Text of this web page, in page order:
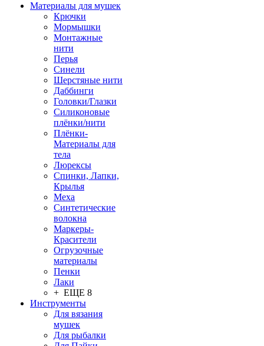
Материалы для мушек
Крючки
Мормышки
Монтажные
нити
Перья
Синели
Шерстяные нити
Даббинги
Головки/Глазки
Силиконовые
плёнки/нити
Плёнки-
Материалы для
тела
Люрексы
Спинки, Лапки,
Крылья
Меха
Синтетические
волокна
Маркеры-
Красители
Огрузочные
материалы
Пенки
Лаки
+ ЕЩЕ 8
Инструменты
Для вязания
мушек
Для рыбалки